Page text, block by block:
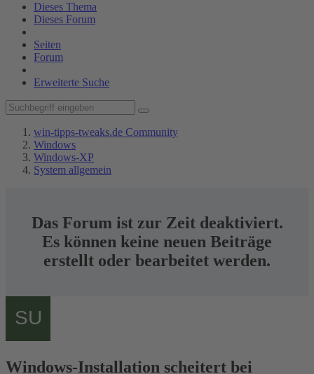
Dieses Thema
Dieses Forum
Seiten
Forum
Erweiterte Suche
win-tipps-tweaks.de Community
Windows
Windows-XP
System allgemein
Das Forum ist zur Zeit deaktiviert.
Es können keine neuen Beiträge
erstellt oder bearbeitet werden.
Windows-Installation scheitert bei